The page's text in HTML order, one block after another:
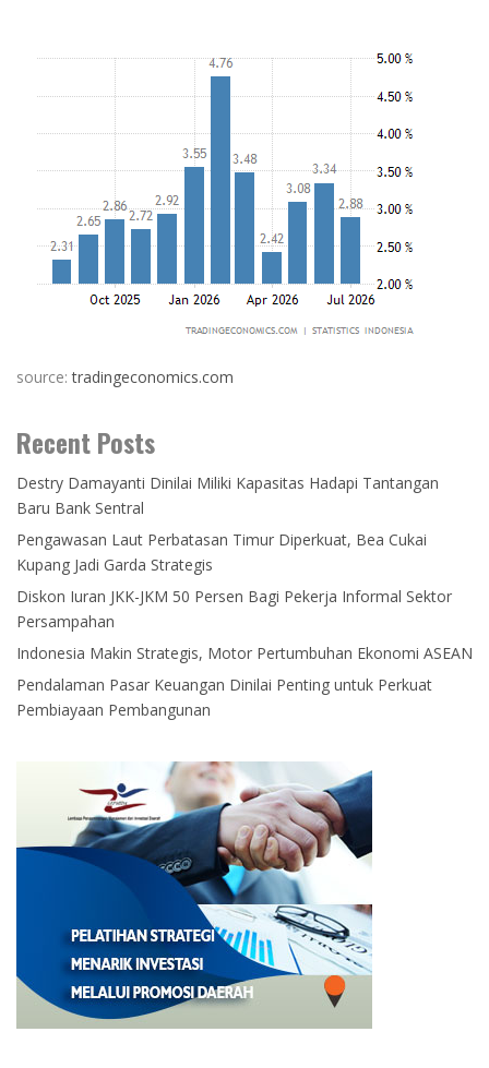
source:tradingeconomics.com
Recent Posts
Destry Damayanti Dinilai Miliki Kapasitas Hadapi Tantangan
Baru Bank Sentral
Pengawasan Laut Perbatasan Timur Diperkuat, Bea Cukai
Kupang Jadi Garda Strategis
Diskon Iuran JKK-JKM 50 Persen Bagi Pekerja Informal Sektor
Persampahan
Indonesia Makin Strategis, Motor Pertumbuhan Ekonomi ASEAN
Pendalaman Pasar Keuangan Dinilai Penting untuk Perkuat
Pembiayaan Pembangunan